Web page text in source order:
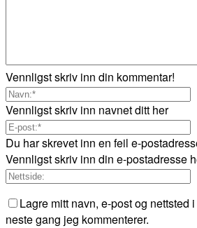
Vennligst skriv inn din kommentar!
Vennligst skriv inn navnet ditt her
Du har skrevet inn en feil e-
Vennligst skriv inn din e-postadresse
Lagre mitt navn, e-post og nettsted
neste gang jeg kommenterer.